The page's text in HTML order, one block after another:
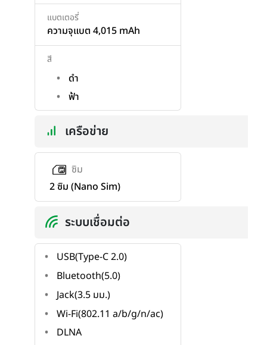
แบตเตอรี่
ความจุแบต 4,015 mAh
สี
ดำ
ฟ้า
เครือข่าย
ซิม
2 ซิม (Nano Sim)
ระบบเชื่อมต่อ
USB(Type-C 2.0)
Bluetooth(5.0)
Jack(3.5 มม.)
Wi-Fi(802.11 a/b/g/n/ac)
DLNA